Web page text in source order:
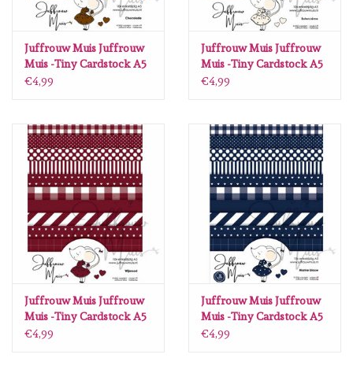
Lesia Zgharda
Magnolia
OLO Markers
Impronte D'autore
Uitverkoop
Siliconen mal
Juffrouw Muis Juffrouw
Muis -Tiny Cardstock A5
- Chocolade
€4,99
Juffrouw Muis Juffrouw
Muis -Tiny Cardstock A5
- Botercreme
€4,99
Juffrouw Muis Juffrouw
Muis -Tiny Cardstock A5
- Wijnrood
€4,99
Juffrouw Muis Juffrouw
Muis -Tiny Cardstock A5
- Donkerblauw Silk
€4,99